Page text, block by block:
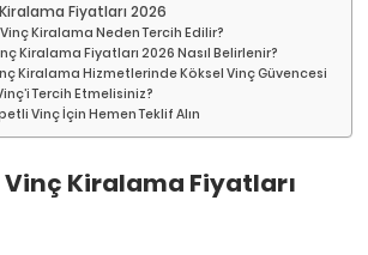
Fiyatları 2026
Kiralama Neden Tercih Edilir?
Kiralama Fiyatları 2026 Nasıl Belirlenir?
Kiralama Hizmetlerinde Köksel Vinç Güvencesi
Tercih Etmelisiniz?
Vinç İçin Hemen Teklif Alın
Kiralama Fiyatları